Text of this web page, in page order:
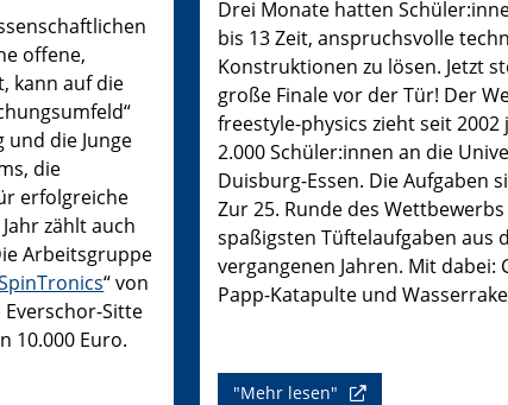
offene,
kann auf die
und die Junge
die
erfolgreiche
zählt auch
Arbeitsgruppe
“ von
Everschor-Sitte
10.000 Euro.
Drei Monate hatten
bis 13 Zeit, anspruchsvolle
Konstruktionen zu lösen. Jetzt
große Finale vor der Tür! Der
freestyle-physics zieht seit
2.000 Schüler:innen an die
Duisburg-Essen. Die Aufgaben
Zur 25. Runde des
spaßigsten Tüftelaufgaben aus
vergangenen Jahren. Mit dabei:
Papp-Katapulte und
"Mehr lesen"